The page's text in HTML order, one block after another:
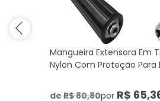
Mangueira Extensora Em
Nylon Com Proteção Para
de R$ 80,80por R$